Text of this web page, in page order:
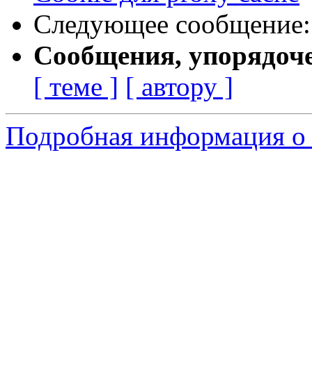
Следующее
Сообщения,
[ теме ] [ автору ]
Подробная информация